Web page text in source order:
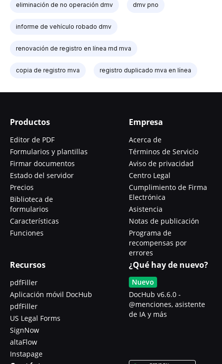
eliminación de no operación dmv dmv pno
informe de vehículo robado dmv
renovación de registro en línea md mva
copia de registro mva registro duplicado mva en línea
Productos
Editor de PDF
Formularios y plantillas
Firmar documentos
Estado del servidor
Precios
Biblioteca de
formularios
Características
Funciones
Empresa
Acerca de
Términos de Servicio
Aviso de privacidad
Centro Legal
Cumplimiento de Firma
Electrónica
Asistencia
Notas de publicación
Programa de
recompensas por
errores
Recursos
pdfFiller
Aplicación móvil DocHub
pdfFiller
US Legal Forms
SignNow
altaFlow
Instapage
¿Qué hay de nuevo?
Nuevo
DocHub v6.6.0 -
@menciones, asistente
de IA y más